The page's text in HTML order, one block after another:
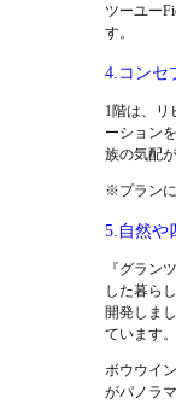
ツーユー
す。
4.コンセ
1階は、リ
ーション
族の気配
※プランに
5.自然や
『グラン
した暮ら
開発しま
ています。
ボウウイ
がパノラ